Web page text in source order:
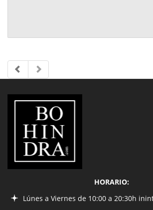
LIBRERÍA
BOHINDRA
Lúnes a Viernes de 10:00 a 20:30h
INFORMACIÓN